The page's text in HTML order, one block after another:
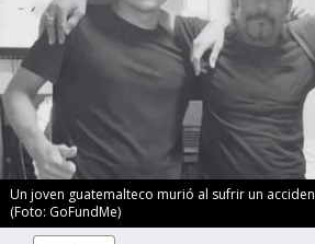
Un joven guatemalteco murió al sufrir un
(Foto: GoFundMe)